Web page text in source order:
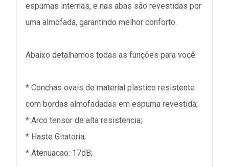
espumas internas, e nas abas são revestidas por
uma almofada, garantindo melhor conforto.
Abaixo detalhamos todas as funções para você:
* Conchas ovais de material plastico resistente
com bordas almofadadas em espuma revestida;
* Arco tensor de alta resistencia;
* Haste Gitatoria;
* Atenuacao: 17dB;